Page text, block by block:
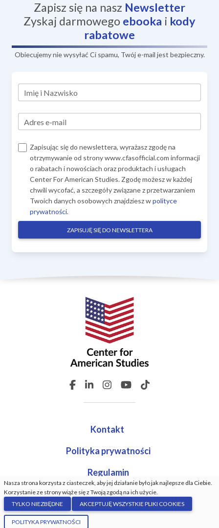
Zapisz się na nasz Newsletter
Zyskaj darmowego ebooka i kody
rabatowe
Obiecujemy nie wysyłać Ci spamu, Twój e-mail jest bezpieczny.
Imię i Nazwisko
Adres e-mail
Zapisując się do newslettera, wyrażasz zgodę na
otrzymywanie od strony www.cfasofficial.com informacji
o rabatach i nowościach oraz produktach i usługach
Center For American Studies. Zgodę możesz w każdej
chwili wycofać, a szczegóły związane z przetwarzaniem
Twoich danych osobowych znajdziesz wpolityce
prywatności.
ZAPISUJĘ SIĘ DO NEWSLETTERA
Kontakt
Polityka prywatności
Regulamin
© Center For American Studies. Wszystkie prawa
zastrzeżone. Wykonanie:
Nasza strona korzysta z ciasteczek, aby jej działanie było jak najlepsze dla Ciebie.
Korzystanie ze strony wiąże się z Twoją zgodą na ich użycie.
TYLKO NIEZBĘDNE
AKCEPTUJĘ WSZYSTKIE PLIKI COOKIES
POLITYKA PRYWATNOŚCI